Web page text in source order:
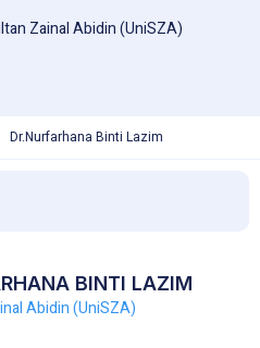
Zainal Abidin (UniSZA)
Dr.Nurfarhana Binti Lazim
BINTI LAZIM
Abidin (UniSZA)